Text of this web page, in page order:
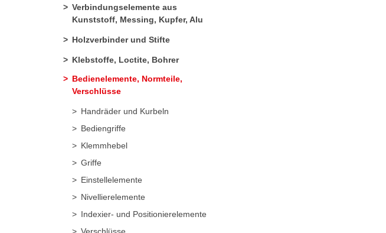
Verbindungselemente aus
Kunststoff, Messing, Kupfer, Alu
Holzverbinder und Stifte
Klebstoffe, Loctite, Bohrer
Bedienelemente, Normteile,
Verschlüsse
Handräder und Kurbeln
Bediengriffe
Klemmhebel
Griffe
Einstellelemente
Nivellierelemente
Indexier- und Positionierelemente